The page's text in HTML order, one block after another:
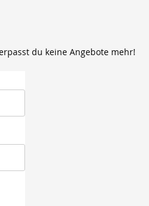
du keine Angebote mehr!